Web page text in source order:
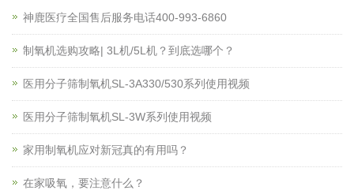
神鹿医疗全国售后服务电话400-993-6860
制氧机选购攻略| 3L机/5L机？到底选哪个？
医用分子筛制氧机SL-3A330/530系列使用视频
医用分子筛制氧机SL-3W系列使用视频
家用制氧机应对新冠真的有用吗？
在家吸氧，要注意什么？